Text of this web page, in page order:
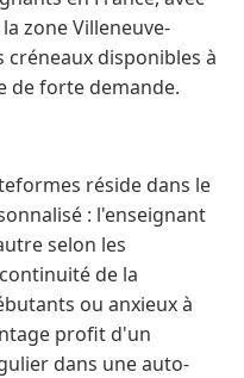
zone Villeneuve-
créneaux disponibles à
de forte demande.
réside dans le
: l'enseignant
selon les
de la
ou anxieux à
profit d'un
dans une auto-